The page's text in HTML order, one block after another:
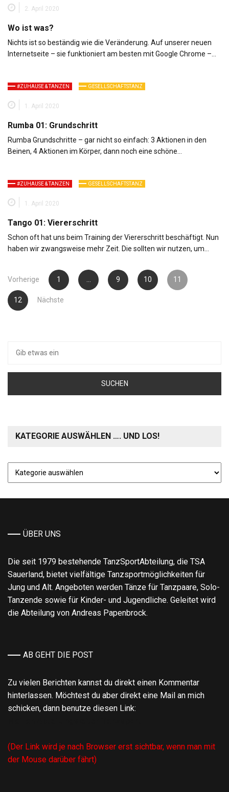
2. April 2020
Wo ist was?
Nichts ist so beständig wie die Veränderung. Auf unserer neuen
Internetseite – sie funktioniert am besten mit Google Chrome –…
#ZUHAUSE & TANZEN GESELLSCHAFTSTANZ
1. April 2020
Rumba 01: Grundschritt
Rumba Grundschritte – gar nicht so einfach: 3 Aktionen in den
Beinen, 4 Aktionen im Körper, dann noch eine schöne…
#ZUHAUSE & TANZEN GESELLSCHAFTSTANZ
1. April 2020
Tango 01: Viererschritt
Schon oft hat uns beim Training der Viererschritt beschäftigt. Nun
haben wir zwangsweise mehr Zeit. Die sollten wir nutzen, um…
Seitennummerierung
der
Beiträge
Vorherige 1 9 10 11
12 Nächste
nach:
KATEGORIE AUSWÄHLEN …. UND LOS!
auswählen
und
ÜBER UNS
Die seit 1979 bestehende TanzSportAbteilung, die TSA
Sauerland, bietet vielfältige Tanzsportmöglichkeiten für
Jung und Alt. Angeboten werden Tänze für Tanzpaare, Solo-
Tanzende sowie für Kinder- und Jugendliche. Geleitet wird
die Abteilung von Andreas Papenbrock.
AB GEHT DIE POST
Zu vielen Berichten kannst du direkt einen Kommentar
hinterlassen. Möchtest du aber direkt eine Mail an mich
schicken, dann benutze diesen Link:
(Der Link wird je nach Browser erst sichtbar, wenn man mit
der Mouse darüber fährt)